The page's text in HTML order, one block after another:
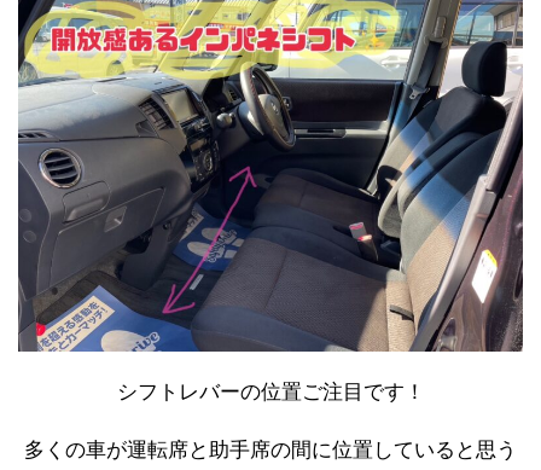
シフトレバーの位置ご注目です！
多くの車が運転席と助手席の間に位置していると思う